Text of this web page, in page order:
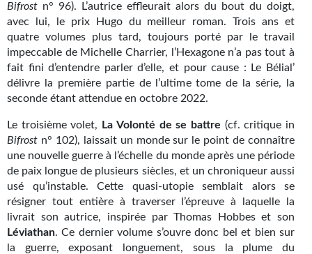
Wotan
Étoiles vives
Yellow Submarine
NUMÉRIQUE
Romans et recueils
Une Heure-Lumière
Nouvelles
Bifrost
Livres audio
Bifrost n° 96). L’autrice effleurait alors du bout du doigt,
avec lui, le prix Hugo du meilleur roman. Trois ans et
quatre volumes plus tard, toujours porté par le travail
impeccable de Michelle Charrier, l’Hexagone n’a pas tout à
fait fini d’entendre parler d’elle, et pour cause : Le Bélial’
délivre la première partie de l’ultime tome de la série, la
seconde étant attendue en octobre 2022.
Le troisième volet, La Volonté de se battre (cf. critique in
Bifrost n° 102), laissait un monde sur le point de connaître
une nouvelle guerre à l’échelle du monde après une période
de paix longue de plusieurs siècles, et un chroniqueur aussi
usé qu’instable. Cette quasi-utopie semblait alors se
résigner tout entière à traverser l’épreuve à laquelle la
livrait son autrice, inspirée par Thomas Hobbes et son
Léviathan. Ce dernier volume s’ouvre donc bel et bien sur
la guerre, exposant longuement, sous la plume du